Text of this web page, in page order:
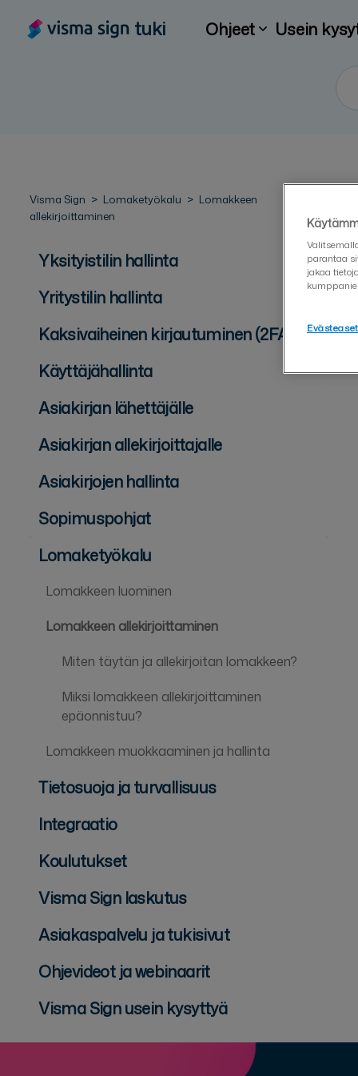
tuki Ohjeet Usein
Visma Sign Lomaketyökalu
Lomakkeen
allekirjoittaminen
Yksityistilin hallinta
Yritystilin hallinta
Kaksivaiheinen kirjautuminen (2FA)
Käyttäjähallinta
Asiakirjan lähettäjälle
Asiakirjan allekirjoittajalle
Asiakirjojen hallinta
Sopimuspohjat
Lomaketyökalu
Lomakkeen luominen
Lomakkeen allekirjoittaminen
Miten täytän ja allekirjoitan lomakkeen?
Miksi lomakkeen allekirjoittaminen
epäonnistuu?
Lomakkeen muokkaaminen ja hallinta
Tietosuoja ja turvallisuus
Integraatio
Koulutukset
Visma Sign laskutus
Asiakaspalvelu ja tukisivut
Ohjevideot ja webinaarit
Visma Sign usein kysyttyä
parantaa
jakaa